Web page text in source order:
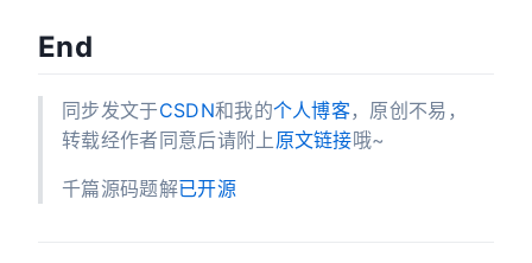
End
同步发文于CSDN和我的个人博客，原创不易，
转载经作者同意后请附上原文链接哦~
千篇源码题解已开源